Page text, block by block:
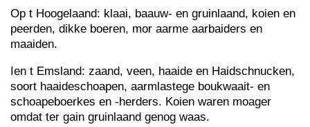
Op t Hoogelaand: klaai, baauw- en gruinlaand, koien en
peerden, dikke boeren, mor aarme aarbaiders en
maaiden.
Ien t Emsland: zaand, veen, haaide en Haidschnucken,
soort haaideschoapen, aarmlastege boukwaait- en
schoapeboerkes en -herders. Koien waren moager
omdat ter gain gruinlaand genog waas.